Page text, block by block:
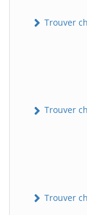
Trouver
Trouver
Trouver